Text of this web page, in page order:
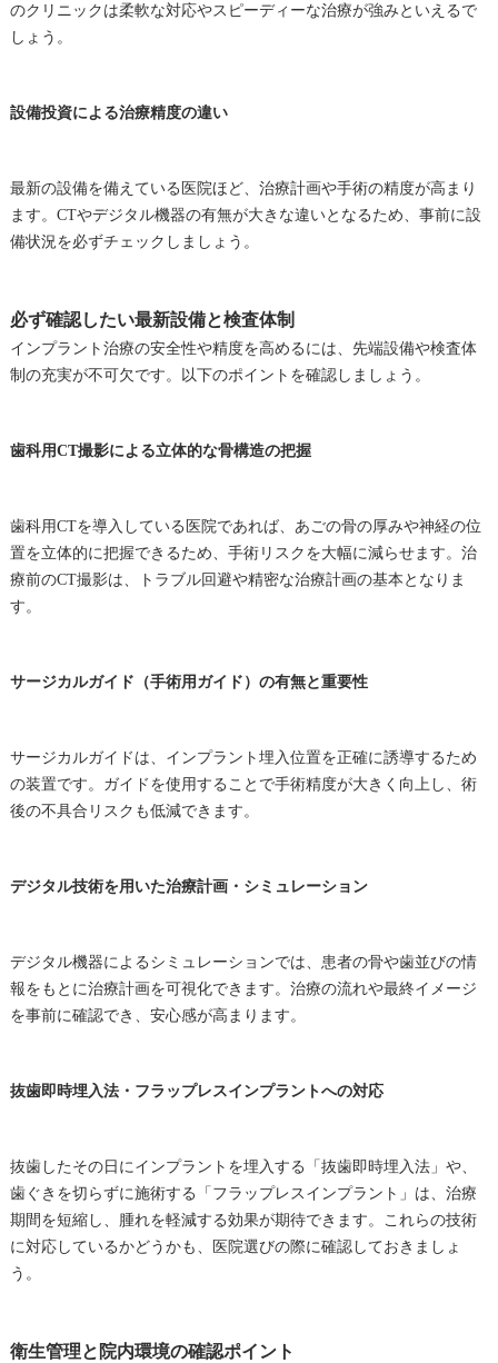
のクリニックは柔軟な対応やスピーディーな治療が強みといえるで
しょう。
設備投資による治療精度の違い
最新の設備を備えている医院ほど、治療計画や手術の精度が高まり
ます。CTやデジタル機器の有無が大きな違いとなるため、事前に設
備状況を必ずチェックしましょう。
必ず確認したい最新設備と検査体制
インプラント治療の安全性や精度を高めるには、先端設備や検査体
制の充実が不可欠です。以下のポイントを確認しましょう。
歯科用CT撮影による立体的な骨構造の把握
歯科用CTを導入している医院であれば、あごの骨の厚みや神経の位
置を立体的に把握できるため、手術リスクを大幅に減らせます。治
療前のCT撮影は、トラブル回避や精密な治療計画の基本となりま
す。
サージカルガイド（手術用ガイド）の有無と重要性
サージカルガイドは、インプラント埋入位置を正確に誘導するため
の装置です。ガイドを使用することで手術精度が大きく向上し、術
後の不具合リスクも低減できます。
デジタル技術を用いた治療計画・シミュレーション
デジタル機器によるシミュレーションでは、患者の骨や歯並びの情
報をもとに治療計画を可視化できます。治療の流れや最終イメージ
を事前に確認でき、安心感が高まります。
抜歯即時埋入法・フラップレスインプラントへの対応
抜歯したその日にインプラントを埋入する「抜歯即時埋入法」や、
歯ぐきを切らずに施術する「フラップレスインプラント」は、治療
期間を短縮し、腫れを軽減する効果が期待できます。これらの技術
に対応しているかどうかも、医院選びの際に確認しておきましょ
う。
衛生管理と院内環境の確認ポイント